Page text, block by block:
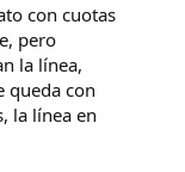
con cuotas
pero
la línea,
queda con
la línea en